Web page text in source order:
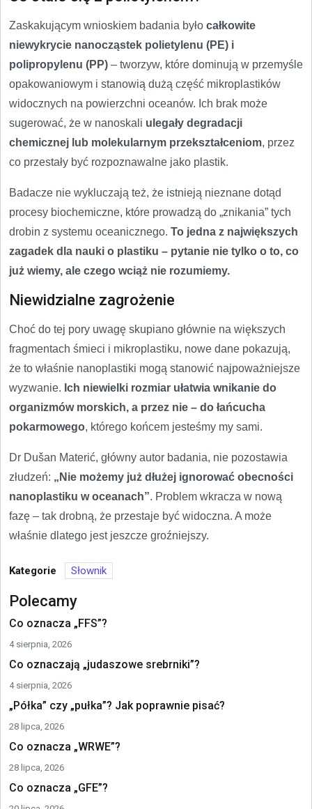
Zaskakującym wnioskiem badania było całkowite
niewykrycie nanocząstek polietylenu (PE) i
polipropylenu (PP) – tworzyw, które dominują w przemyśle
opakowaniowym i stanowią dużą część mikroplastików
widocznych na powierzchni oceanów. Ich brak może
sugerować, że w nanoskali ulegały degradacji
chemicznej lub molekularnym przekształceniom, przez
co przestały być rozpoznawalne jako plastik.
Badacze nie wykluczają też, że istnieją nieznane dotąd
procesy biochemiczne, które prowadzą do „znikania” tych
drobin z systemu oceanicznego. To jedna z największych
zagadek dla nauki o plastiku – pytanie nie tylko o to, co
już wiemy, ale czego wciąż nie rozumiemy.
Niewidzialne zagrożenie
Choć do tej pory uwagę skupiano głównie na większych
fragmentach śmieci i mikroplastiku, nowe dane pokazują,
że to właśnie nanoplastiki mogą stanowić najpoważniejsze
wyzwanie. Ich niewielki rozmiar ułatwia wnikanie do
organizmów morskich, a przez nie – do łańcucha
pokarmowego, którego końcem jesteśmy my sami.
Dr Dušan Materić, główny autor badania, nie pozostawia
złudzeń: „Nie możemy już dłużej ignorować obecności
nanoplastiku w oceanach”. Problem wkracza w nową
fazę – tak drobną, że przestaje być widoczna. A może
właśnie dlatego jest jeszcze groźniejszy.
Kategorie Słownik
Polecamy
Co oznacza „FFS”?
4 sierpnia, 2026
Co oznaczają „judaszowe srebrniki”?
4 sierpnia, 2026
„Półka” czy „pułka”? Jak poprawnie pisać?
28 lipca, 2026
Co oznacza „WRWE”?
28 lipca, 2026
Co oznacza „GFE”?